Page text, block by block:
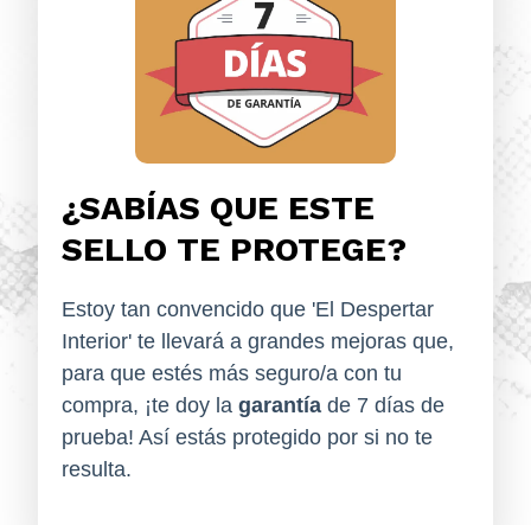
¿SABÍAS QUE ESTE
SELLO TE PROTEGE?
Estoy tan convencido que 'El Despertar
Interior' te llevará a grandes mejoras que,
para que estés más seguro/a con tu
compra, ¡te doy la garantía de 7 días de
prueba! Así estás protegido por si no te
resulta.